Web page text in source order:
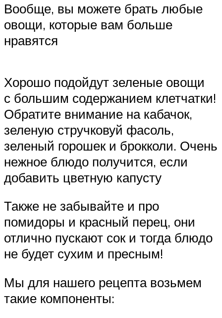
Вообще, вы можете брать любые
овощи, которые вам больше
нравятся
Хорошо подойдут зеленые овощи
с большим содержанием клетчатки!
Обратите внимание на кабачок,
зеленую стручковуй фасоль,
зеленый горошек и брокколи. Очень
нежное блюдо получится, если
добавить цветную капусту
Также не забывайте и про
помидоры и красный перец, они
отлично пускают сок и тогда блюдо
не будет сухим и пресным!
Мы для нашего рецепта возьмем
такие компоненты: